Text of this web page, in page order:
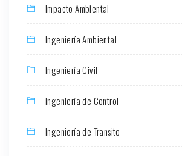
Impacto Ambiental
Ingeniería Ambiental
Ingeniería Civil
Ingeniería de Control
Ingeniería de Transito